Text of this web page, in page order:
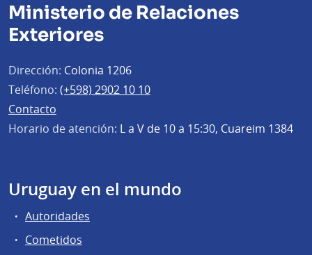
Ministerio de Relaciones
Exteriores
Dirección: Colonia 1206
Teléfono: (+598) 2902 10 10
Contacto
Horario de atención: L a V de 10 a 15:30, Cuareim 1384
Uruguay en el mundo
Autoridades
Cometidos